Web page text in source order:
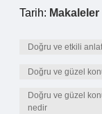
Tarih: Makaleler
Doğru ve etkili
Doğru ve güzel
Doğru ve güzel
nedir